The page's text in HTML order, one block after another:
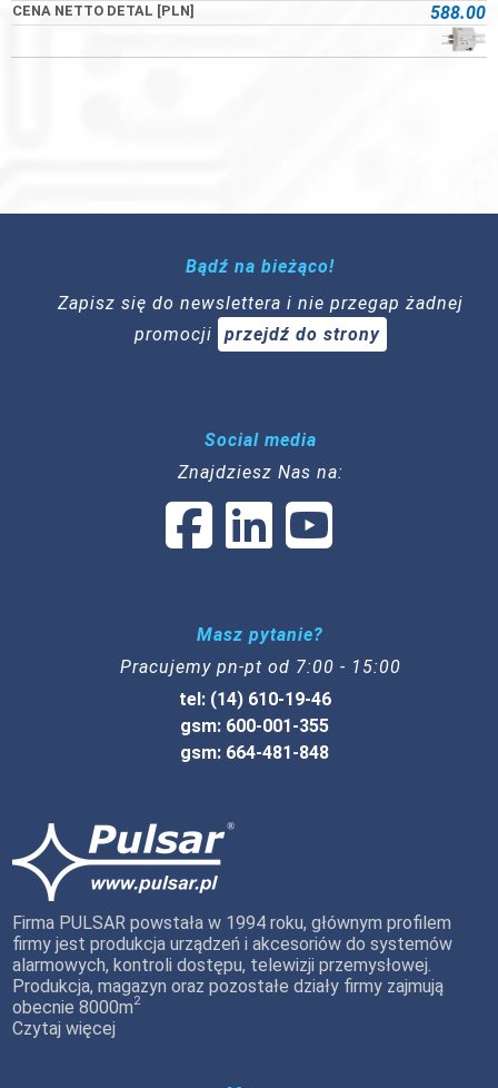
588.00
Bądź na bieżąco!
Zapisz się do newslettera i nie przegap żadnej
promocji
przejdź do strony
Social media
Znajdziesz Nas na:
Masz pytanie?
Pracujemy pn-pt od 7:00 - 15:00
tel: (14) 610-19-46
gsm: 600-001-355
gsm: 664-481-848
Firma PULSAR powstała w 1994 roku, głównym profilem
firmy jest produkcja urządzeń i akcesoriów do systemów
alarmowych, kontroli dostępu, telewizji przemysłowej.
Produkcja, magazyn oraz pozostałe działy firmy zajmują
obecnie 8000m2
Czytaj więcej